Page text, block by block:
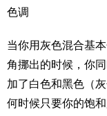
色调
当你用灰色混合基
角挪出的时候，你
加了白色和黑色（
何时候只要你的饱